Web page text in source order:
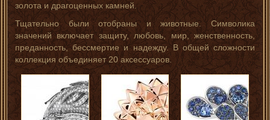
золота и драгоценных камней.
Тщательно были отобраны и животные. Символика
значений включает защиту, любовь, мир, женственность,
преданность, бессмертие и надежду. В общей сложности
коллекция объединяет 20 аксессуаров.